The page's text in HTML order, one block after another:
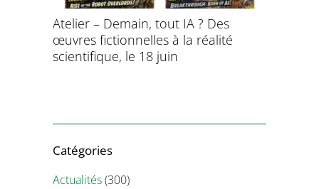
Atelier – Demain, tout IA ? Des
œuvres fictionnelles à la réalité
scientifique, le 18 juin
Catégories
Actualités(300)